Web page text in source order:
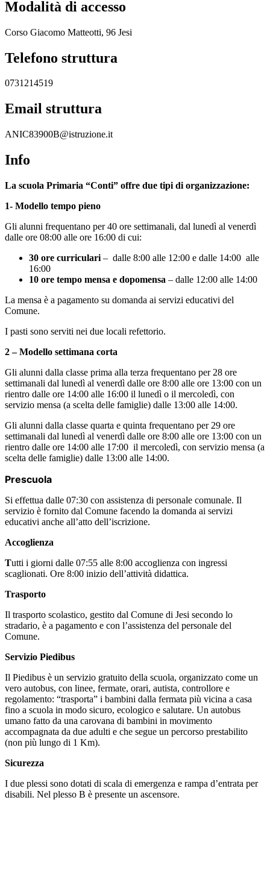
Modalità di accesso
Corso Giacomo Matteotti, 96 Jesi
Telefono struttura
0731214519
Email struttura
ANIC83900B@istruzione.it
Info
La scuola Primaria “Conti” offre due tipi di organizzazione:
1- Modello tempo pieno
Gli alunni frequentano per 40 ore settimanali, dal lunedì al venerdì
dalle ore 08:00 alle ore 16:00 di cui:
30 ore curriculari – dalle 8:00 alle 12:00 e dalle 14:00 alle
16:00
10 ore tempo mensa e dopomensa – dalle 12:00 alle 14:00
La mensa è a pagamento su domanda ai servizi educativi del
Comune.
I pasti sono serviti nei due locali refettorio.
2 – Modello settimana corta
Gli alunni dalla classe prima alla terza frequentano per 28 ore
settimanali dal lunedì al venerdì dalle ore 8:00 alle ore 13:00 con un
rientro dalle ore 14:00 alle 16:00 il lunedì o il mercoledì, con
servizio mensa (a scelta delle famiglie) dalle 13:00 alle 14:00.
Gli alunni dalla classe quarta e quinta frequentano per 29 ore
settimanali dal lunedì al venerdì dalle ore 8:00 alle ore 13:00 con un
rientro dalle ore 14:00 alle 17:00 il mercoledì, con servizio mensa (a
scelta delle famiglie) dalle 13:00 alle 14:00.
Prescuola
Si effettua dalle 07:30 con assistenza di personale comunale. Il
servizio è fornito dal Comune facendo la domanda ai servizi
educativi anche all’atto dell’iscrizione.
Accoglienza
Tutti i giorni dalle 07:55 alle 8:00 accoglienza con ingressi
scaglionati. Ore 8:00 inizio dell’attività didattica.
Trasporto
Il trasporto scolastico, gestito dal Comune di Jesi secondo lo
stradario, è a pagamento e con l’assistenza del personale del
Comune.
Servizio Piedibus
Il Piedibus è un servizio gratuito della scuola, organizzato come un
vero autobus, con linee, fermate, orari, autista, controllore e
regolamento: “trasporta” i bambini dalla fermata più vicina a casa
fino a scuola in modo sicuro, ecologico e salutare. Un autobus
umano fatto da una carovana di bambini in movimento
accompagnata da due adulti e che segue un percorso prestabilito
(non più lungo di 1 Km).
Sicurezza
I due plessi sono dotati di scala di emergenza e rampa d’entrata per
disabili. Nel plesso B è presente un ascensore.